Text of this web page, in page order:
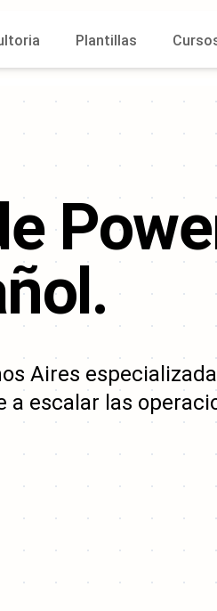
Plantillas
Aires
a escalar las